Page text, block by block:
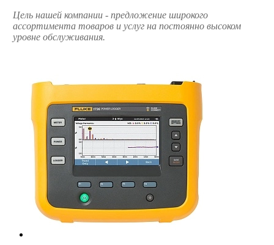
Цель нашей компании - предложение широкого
ассортимента товаров и услуг на постоянно высоком
уровне обслуживания.